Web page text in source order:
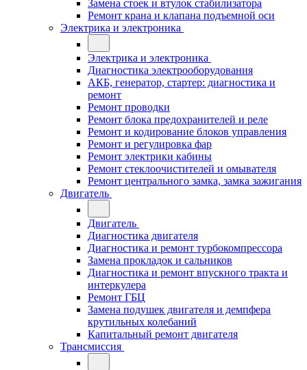
Замена стоек и втулок стабилизатора
Ремонт крана и клапана подъемной оси
Электрика и электроника
Электрика и электроника
Диагностика электрооборудования
АКБ, генератор, стартер: диагностика и
ремонт
Ремонт проводки
Ремонт блока предохранителей и реле
Ремонт и кодирование блоков управления
Ремонт и регулировка фар
Ремонт электрики кабины
Ремонт стеклоочистителей и омывателя
Ремонт центрального замка, замка зажигания
Двигатель
Двигатель
Диагностика двигателя
Диагностика и ремонт турбокомпрессора
Замена прокладок и сальников
Диагностика и ремонт впускного тракта и
интеркулера
Ремонт ГБЦ
Замена подушек двигателя и демпфера
крутильных колебаний
Капитальный ремонт двигателя
Трансмиссия